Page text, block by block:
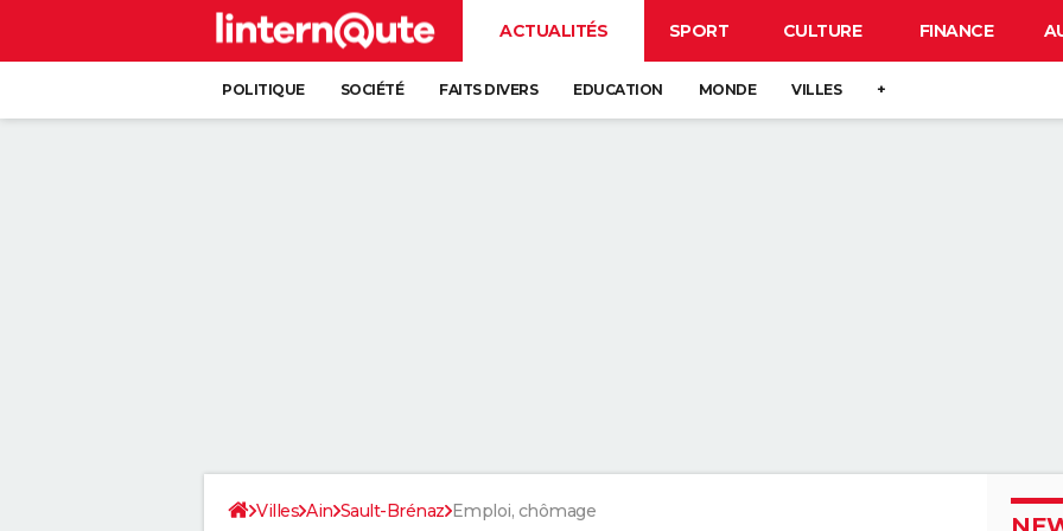
ACTUALITÉS SPORT CULTURE FINANCE
POLITIQUE SOCIÉTÉ FAITS DIVERS EDUCATION MONDE VILLES +
Villes Ain Sault-Brénaz Emploi, chômage